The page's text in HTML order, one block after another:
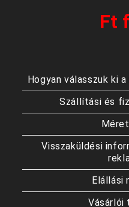
Ft
Hogyan válasszuk ki
Szállítási és
Visszaküldési
Elállási
Vásárlói